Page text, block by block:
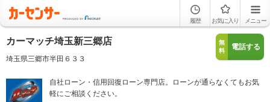
履歴 お気に入り メニュー
カーマッチ埼玉新三郷店
埼玉県三郷市半田６３３
無
料
電話する
自社ローン・信用回復ローン専門店。ローンが通らなくてもお気
軽にご相談ください。